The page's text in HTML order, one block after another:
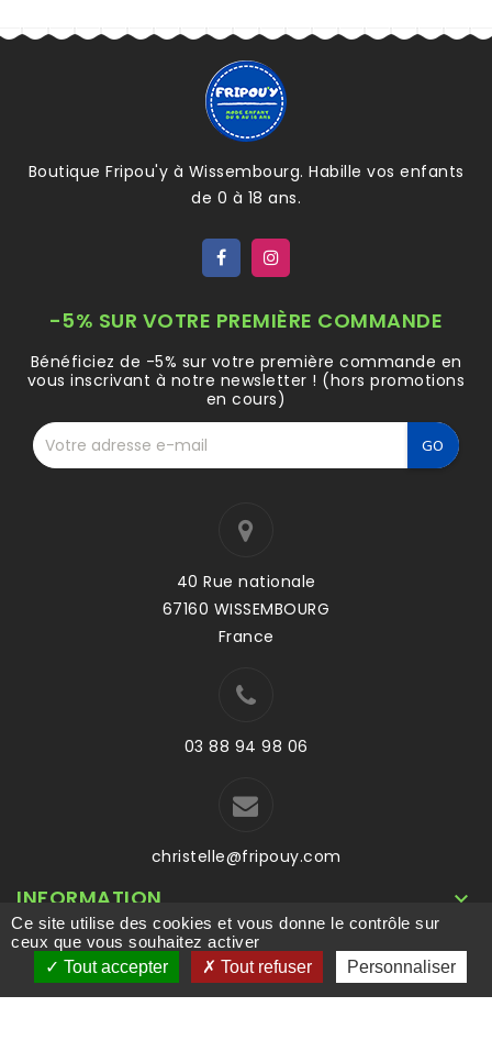
Boutique Fripou'y à Wissembourg. Habille vos enfants
de 0 à 18 ans.
-5% SUR VOTRE PREMIÈRE COMMANDE
Bénéficiez de -5% sur votre première commande en
vous inscrivant à notre newsletter ! (hors promotions
en cours)
40 Rue nationale
67160 WISSEMBOURG
France
03 88 94 98 06
christelle@fripouy.com
INFORMATION 
VOTRE COMPTE
© 2026 - Logiciel e-commerce par PrestaShop™
Ce site utilise des cookies et vous donne le contrôle sur
ceux que vous souhaitez activer
Tout accepter
Tout refuser Personnaliser